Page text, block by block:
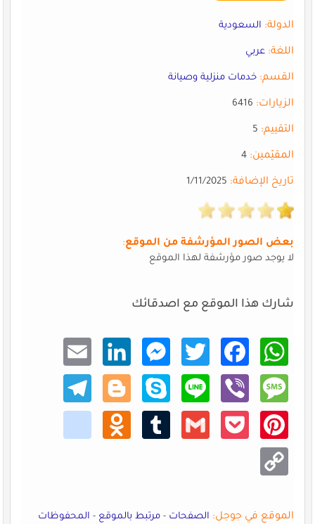
الدولة: السعودية
اللغة: عربي
القسم: خدمات منزلية وصيانة
الزيارات:6416
التقييم:5
المقيّمين:4
تاريخ الإضافة:1/11/2025
بعض الصور المؤرشفة من الموقع:
لا يوجد صور مؤرشفة لهذا الموقع
شارك هذا الموقع مع اصدقائك
What
sApp
Faceb
ook
Twitt
er
Mess
enger
Linke
dIn
Email
Mess
age
Viber
Line
Skype
Blogg
er
Teleg
ram
Pinte
rest
Pocke
Gmail
Tumb
Odno
klass
niki
Copy
Link
الموقع في جوجل: الصفحات-مرتبط بالموقع-المحفوظات